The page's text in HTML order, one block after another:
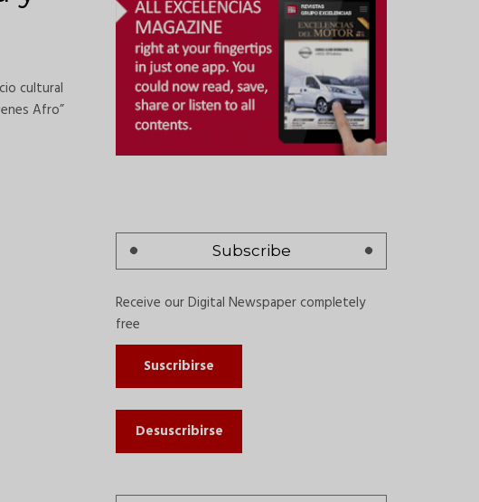
cultural
Afro”
Subscribe
Receive our Digital Newspaper completely
free
Suscribirse
Desuscribirse